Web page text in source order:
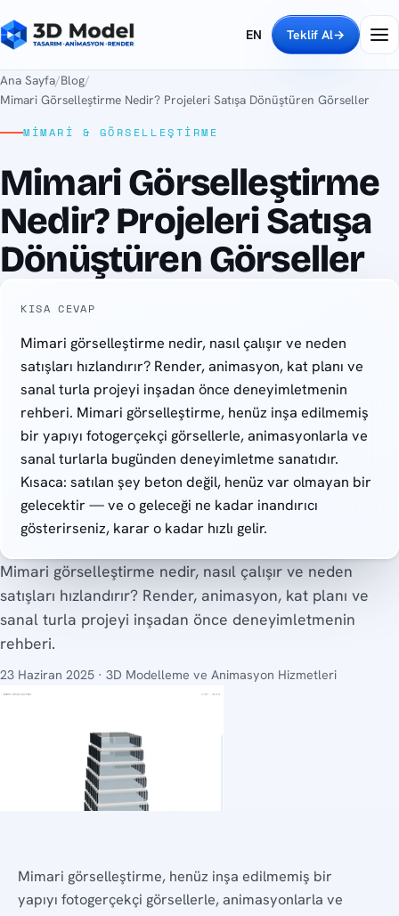
EN Teklif Al→
Ana Sayfa/Blog/
Mimari Görselleştirme Nedir? Projeleri Satışa Dönüştüren Görseller
MIMARI & GÖRSELLEŞTIRME
Mimari Görselleştirme
Nedir? Projeleri Satışa
Dönüştüren Görseller
KISA CEVAP
Mimari görselleştirme nedir, nasıl çalışır ve neden
satışları hızlandırır? Render, animasyon, kat planı ve
sanal turla projeyi inşadan önce deneyimletmenin
rehberi. Mimari görselleştirme, henüz inşa edilmemiş
bir yapıyı fotogerçekçi görsellerle, animasyonlarla ve
sanal turlarla bugünden deneyimletme sanatıdır.
Kısaca: satılan şey beton değil, henüz var olmayan bir
gelecektir — ve o geleceği ne kadar inandırıcı
gösterirseniz, karar o kadar hızlı gelir.
Mimari görselleştirme nedir, nasıl çalışır ve neden
satışları hızlandırır? Render, animasyon, kat planı ve
sanal turla projeyi inşadan önce deneyimletmenin
rehberi.
23 Haziran 2025 · 3D Modelleme ve Animasyon Hizmetleri
Mimari görselleştirme, henüz inşa edilmemiş bir
yapıyı fotogerçekçi görsellerle, animasyonlarla ve